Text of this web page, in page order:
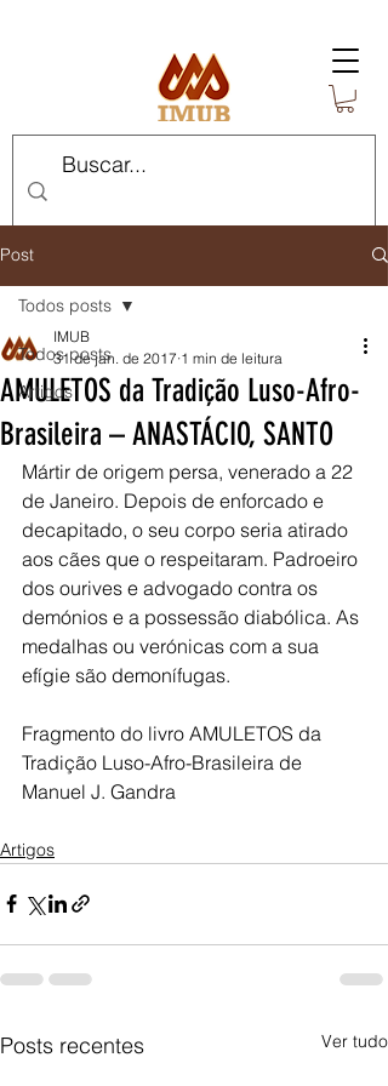
Post
Todos posts
Artigos
Todos posts
AMULETOS da Tradição Luso-Afro-
Brasileira – ANASTÁCIO, SANTO
IMUB
31 de jan. de 2017 1 min de leitura
Mártir de origem persa, venerado a 22
de Janeiro. Depois de enforcado e
decapitado, o seu corpo seria atirado
aos cães que o respeitaram. Padroeiro
dos ourives e advogado contra os
demónios e a possessão diabólica. As
medalhas ou verónicas com a sua
efígie são demonífugas.
Fragmento do livro AMULETOS da
Tradição Luso-Afro-Brasileira de
Manuel J. Gandra
Artigos
Posts recentes Ver tudo